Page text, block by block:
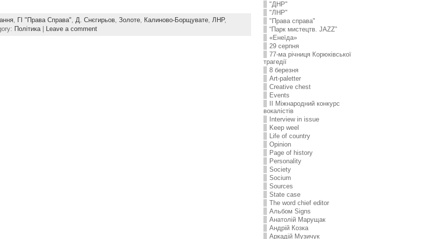
ГІ "Права Справа" Д. Снєгирьов Золоте Калиново-Борщувате ЛНР,
Політика | Leave a comment
"ДНР"
"ЛНР"
"Права справа"
“Парк мистецтв. JAZZ”
«Енеїда»
29 серпня
77-ма річниця Корюківської
трагедії
8 березня
Art-paletter
Creative chest
Events
II Міжнародний конкурс
вокалістів
Interview in issue
Keep weel
Life of country
Opinion
Page of history
Personality
Society
Socium
Sources
State case
The word chief editor
Альбом Signs
Анатолій Марущак
Андрій Козка
Аркадій Музичук